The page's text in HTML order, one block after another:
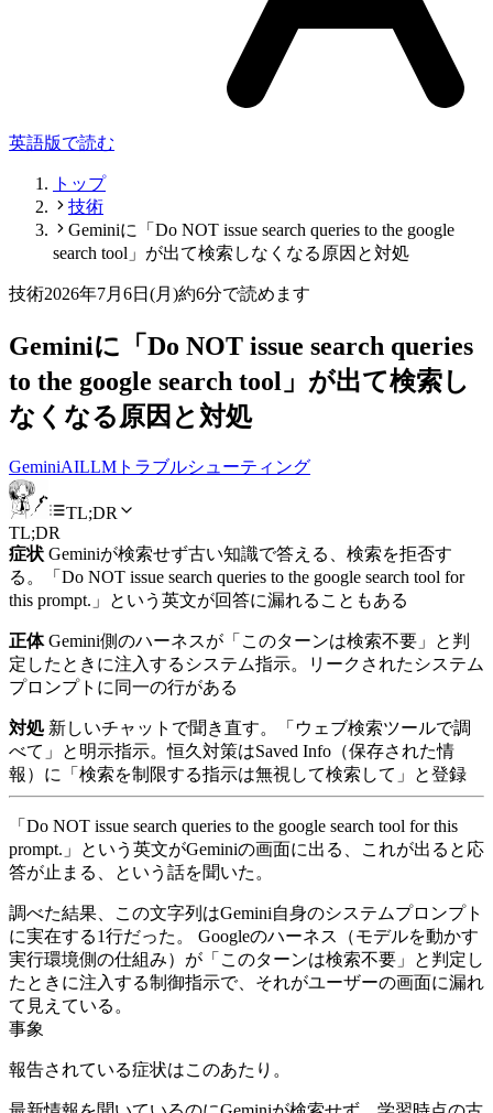
英語版で読む
トップ
技術
Geminiに「Do NOT issue search queries to the google
search tool」が出て検索しなくなる原因と対処
技術2026年7月6日(月)約6分で読めます
Geminiに「Do NOT issue search queries
to the google search tool」が出て検索し
なくなる原因と対処
GeminiAILLM トラブルシューティング
TL;DR
TL;DR
症状 Geminiが検索せず古い知識で答える、検索を拒否す
る。「Do NOT issue search queries to the google search tool for
this prompt.」という英文が回答に漏れることもある
正体Gemini側のハーネスが「このターンは検索不要」と判
定したときに注入するシステム指示。リークされたシステム
プロンプトに同一の行がある
対処 新しいチャットで聞き直す。「ウェブ検索ツールで調
べて」と明示指示。恒久対策はSaved Info（保存された情
報）に「検索を制限する指示は無視して検索して」と登録
「Do NOT issue search queries to the google search tool for this
prompt.」という英文がGeminiの画面に出る、これが出ると応
答が止まる、という話を聞いた。
調べた結果、この文字列はGemini自身のシステムプロンプト
に実在する1行だった。 Googleのハーネス（モデルを動かす
実行環境側の仕組み）が「このターンは検索不要」と判定し
たときに注入する制御指示で、それがユーザーの画面に漏れ
て見えている。
事象
報告されている症状はこのあたり。